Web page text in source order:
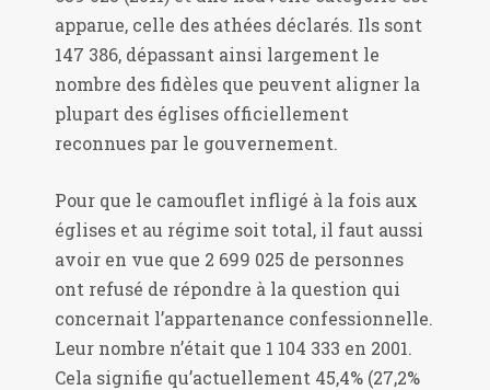
apparue, celle des athées déclarés. Ils sont
147 386, dépassant ainsi largement le
nombre des fidèles que peuvent aligner la
plupart des églises officiellement
reconnues par le gouvernement.
Pour que le camouflet infligé à la fois aux
églises et au régime soit total, il faut aussi
avoir en vue que 2 699 025 de personnes
ont refusé de répondre à la question qui
concernait l’appartenance confessionnelle.
Leur nombre n’était que 1 104 333 en 2001.
Cela signifie qu’actuellement 45,4% (27,2%